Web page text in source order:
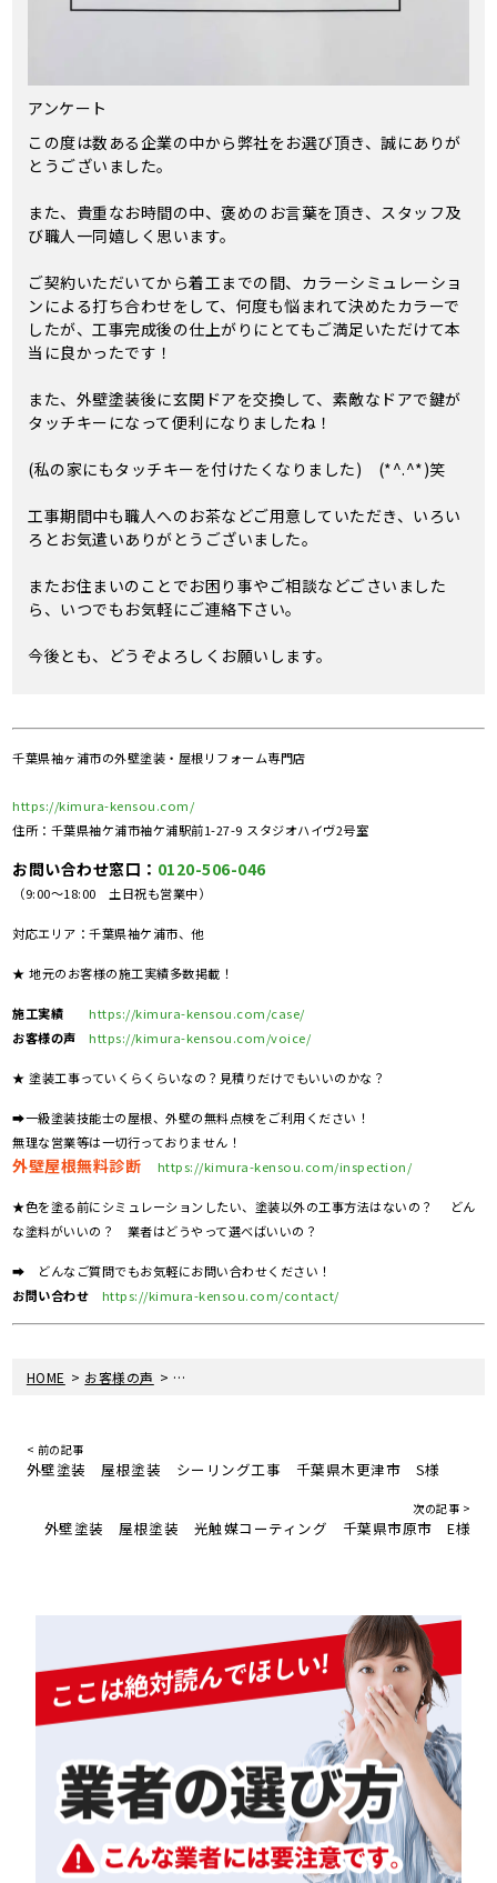
アンケート
この度は数ある企業の中から弊社をお選び頂き、誠にありが
とうございました。
また、貴重なお時間の中、褒めのお言葉を頂き、スタッフ及
び職人一同嬉しく思います。
ご契約いただいてから着工までの間、カラーシミュレーショ
ンによる打ち合わせをして、何度も悩まれて決めたカラーで
したが、工事完成後の仕上がりにとてもご満足いただけて本
当に良かったです！
また、外壁塗装後に玄関ドアを交換して、素敵なドアで鍵が
タッチキーになって便利になりましたね！
(私の家にもタッチキーを付けたくなりました) (*^.^*)笑
工事期間中も職人へのお茶などご用意していただき、いろい
ろとお気遣いありがとうございました。
またお住まいのことでお困り事やご相談などごさいました
ら、いつでもお気軽にご連絡下さい。
今後とも、どうぞよろしくお願いします。
千葉県袖ヶ浦市の外壁塗装・屋根リフォーム専門店
https://kimura-kensou.com/
住所：千葉県袖ケ浦市袖ケ浦駅前1-27-9 スタジオハイヴ2号室
お問い合わせ窓口： 0120-506-046
（9:00～18:00 土日祝も営業中）
対応エリア：千葉県袖ケ浦市、他
★ 地元のお客様の施工実績多数掲載！
施工実績
https://kimura-kensou.com/case/
お客様の声
https://kimura-kensou.com/voice/
★ 塗装工事っていくらくらいなの？見積りだけでもいいのかな？
➡一級塗装技能士の屋根、外壁の無料点検をご利用ください！
無理な営業等は一切行っておりません！
外壁屋根無料診断 https://kimura-kensou.com/inspection/
★色を塗る前にシミュレーションしたい、塗装以外の工事方法はないの？ どん
な塗料がいいの？ 業者はどうやって選べばいいの？
➡ どんなご質問でもお気軽にお問い合わせください！
お問い合わせ
https://kimura-kensou.com/contact/
HOME > お客様の声 > 外壁塗装 光触媒コーティング 玄関ドア交換工
< 前の記事
外壁塗装 屋根塗装 シーリング工事 千葉県木更津市 S様
次の記事 >
外壁塗装 屋根塗装 光触媒コーティング 千葉県市原市 E様